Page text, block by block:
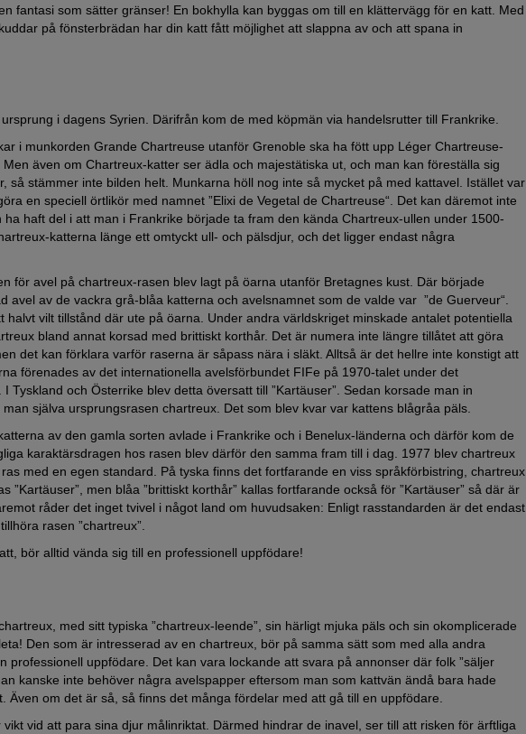
fantasi som sätter gränser! En bokhylla kan byggas om till en klättervägg för en katt. Med
på fönsterbrädan har din katt fått möjlighet att slappna av och att spana in
i dagens Syrien. Därifrån kom de med köpmän via handelsrutter till Frankrike.
i munkorden Grande Chartreuse utanför Grenoble ska ha fött upp Léger Chartreuse-
även om Chartreux-katter ser ädla och majestätiska ut, och man kan föreställa sig
så stämmer inte bilden helt. Munkarna höll nog inte så mycket på med kattavel. Istället var
en speciell örtlikör med namnet ”Elixi de Vegetal de Chartreuse“. Det kan däremot inte
haft del i att man i Frankrike började ta fram den kända Chartreux-ullen under 1500-
katterna länge ett omtyckt ull- och pälsdjur, och det ligger endast några
för avel på chartreux-rasen blev lagt på öarna utanför Bretagnes kust. Där började
avel av de vackra grå-blåa katterna och avelsnamnet som de valde var ”de Guerveur“.
halvt vilt tillstånd där ute på öarna. Under andra världskriget minskade antalet potentiella
bland annat korsad med brittiskt korthår. Det är numera inte längre tillåtet att göra
det kan förklara varför raserna är såpass nära i släkt. Alltså är det hellre inte konstigt att
förenades av det internationella avelsförbundet FIFe på 1970-talet under det
Tyskland och Österrike blev detta översatt till ”Kartäuser”. Sedan korsade man in
själva ursprungsrasen chartreux. Det som blev kvar var kattens blågråa päls.
av den gamla sorten avlade i Frankrike och i Benelux-länderna och därför kom de
karaktärsdragen hos rasen blev därför den samma fram till i dag. 1977 blev chartreux
med en egen standard. På tyska finns det fortfarande en viss språkförbistring, chartreux
”Kartäuser”, men blåa ”brittiskt korthår” kallas fortfarande också för ”Kartäuser” så där är
råder det inget tvivel i något land om huvudsaken: Enligt rasstandarden är det endast
rasen ”chartreux”.
bör alltid vända sig till en professionell uppfödare!
med sitt typiska ”chartreux-leende”, sin härligt mjuka päls och sin okomplicerade
Den som är intresserad av en chartreux, bör på samma sätt som med alla andra
professionell uppfödare. Det kan vara lockande att svara på annonser där folk ”säljer
kanske inte behöver några avelspapper eftersom man som kattvän ändå bara hade
Även om det är så, så finns det många fördelar med att gå till en uppfödare.
vid att para sina djur målinriktat. Därmed hindrar de inavel, ser till att risken för ärftliga